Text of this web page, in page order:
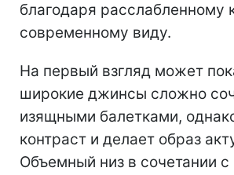
благодаря расслабленному
современному виду.
На первый взгляд может
широкие джинсы сложно
изящными балетками,
контраст и делает образ
Объемный низ в сочетании с